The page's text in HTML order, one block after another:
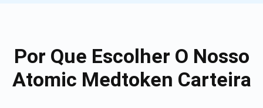
Por Que Escolher O Nosso
Atomic Medtoken Carteira